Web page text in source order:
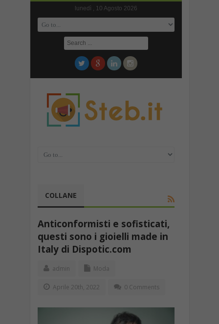
lunedì , 10 Agosto 2026
COLLANE
Anticonformisti e sofisticati,
questi sono i gioielli made in
Italy di Dispotic.com
admin Moda
Aprile 20th, 2022 0 Comments